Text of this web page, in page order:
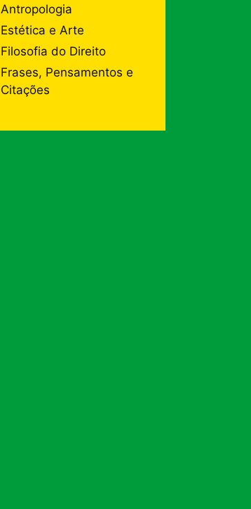
Antropologia
Estética e Arte
Filosofia do Direito
Frases, Pensamentos e
Citações